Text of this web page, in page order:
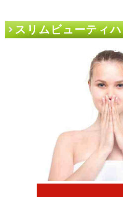
スリムビューティ
代日本を象徴している